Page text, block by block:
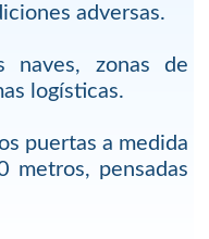
adversas.
naves, zonas de
logísticas.
puertas a medida
metros, pensadas